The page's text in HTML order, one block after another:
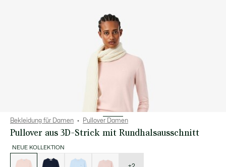
Bekleidung für Damen Pullover Damen
Pullover aus 3D-Strick mit Rundhalsausschnitt
NEUE KOLLEKTION
der
Varianten